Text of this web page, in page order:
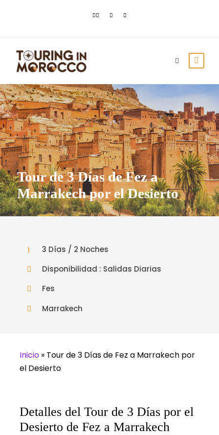
Tour de 3 Días de Fez a
Marrakech por el Desierto
3 Días / 2 Noches
Disponibilidad : Salidas Diarias
Fes
Marrakech
Inicio » Tour de 3 Días de Fez a Marrakech por
el Desierto
Detalles del Tour de 3 Días por el
Desierto de Fez a Marrakech